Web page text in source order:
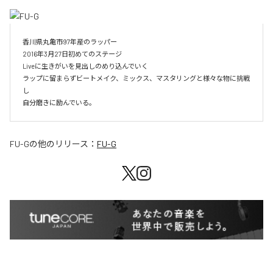
香川県丸亀市97年産のラッパー
2016年3月27日初めてのステージ
Liveに生きがいを見出しのめり込んでいく
ラップに留まらずビートメイク、ミックス、マスタリングと様々な物に挑戦
し
自分磨きに励んでいる。
FU-Gの他のリリース： FU-G